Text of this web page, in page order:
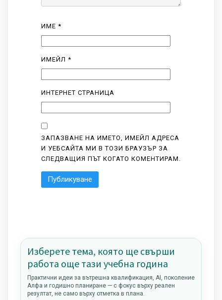
ИМЕ *
ИМЕЙЛ *
ИНТЕРНЕТ СТРАНИЦА
ЗАПАЗВАНЕ НА ИМЕТО, ИМЕЙЛ АДРЕСА
И УЕБСАЙТА МИ В ТОЗИ БРАУЗЪР ЗА
СЛЕДВАЩИЯ ПЪТ КОГАТО КОМЕНТИРАМ.
Изберете тема, която ще свърши
работа още тази учебна година
Практични идеи за вътрешна квалификация, AI, поколение
Алфа и годишно планиране — с фокус върху реален
резултат, не само върху отметка в плана.